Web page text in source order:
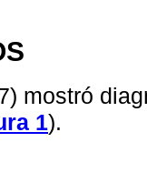
mostró
1).